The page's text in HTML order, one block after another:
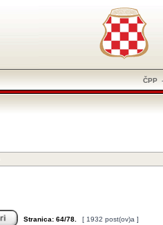
ČPP
Stranica: 64/78 [ 1932 post(ov)a ]